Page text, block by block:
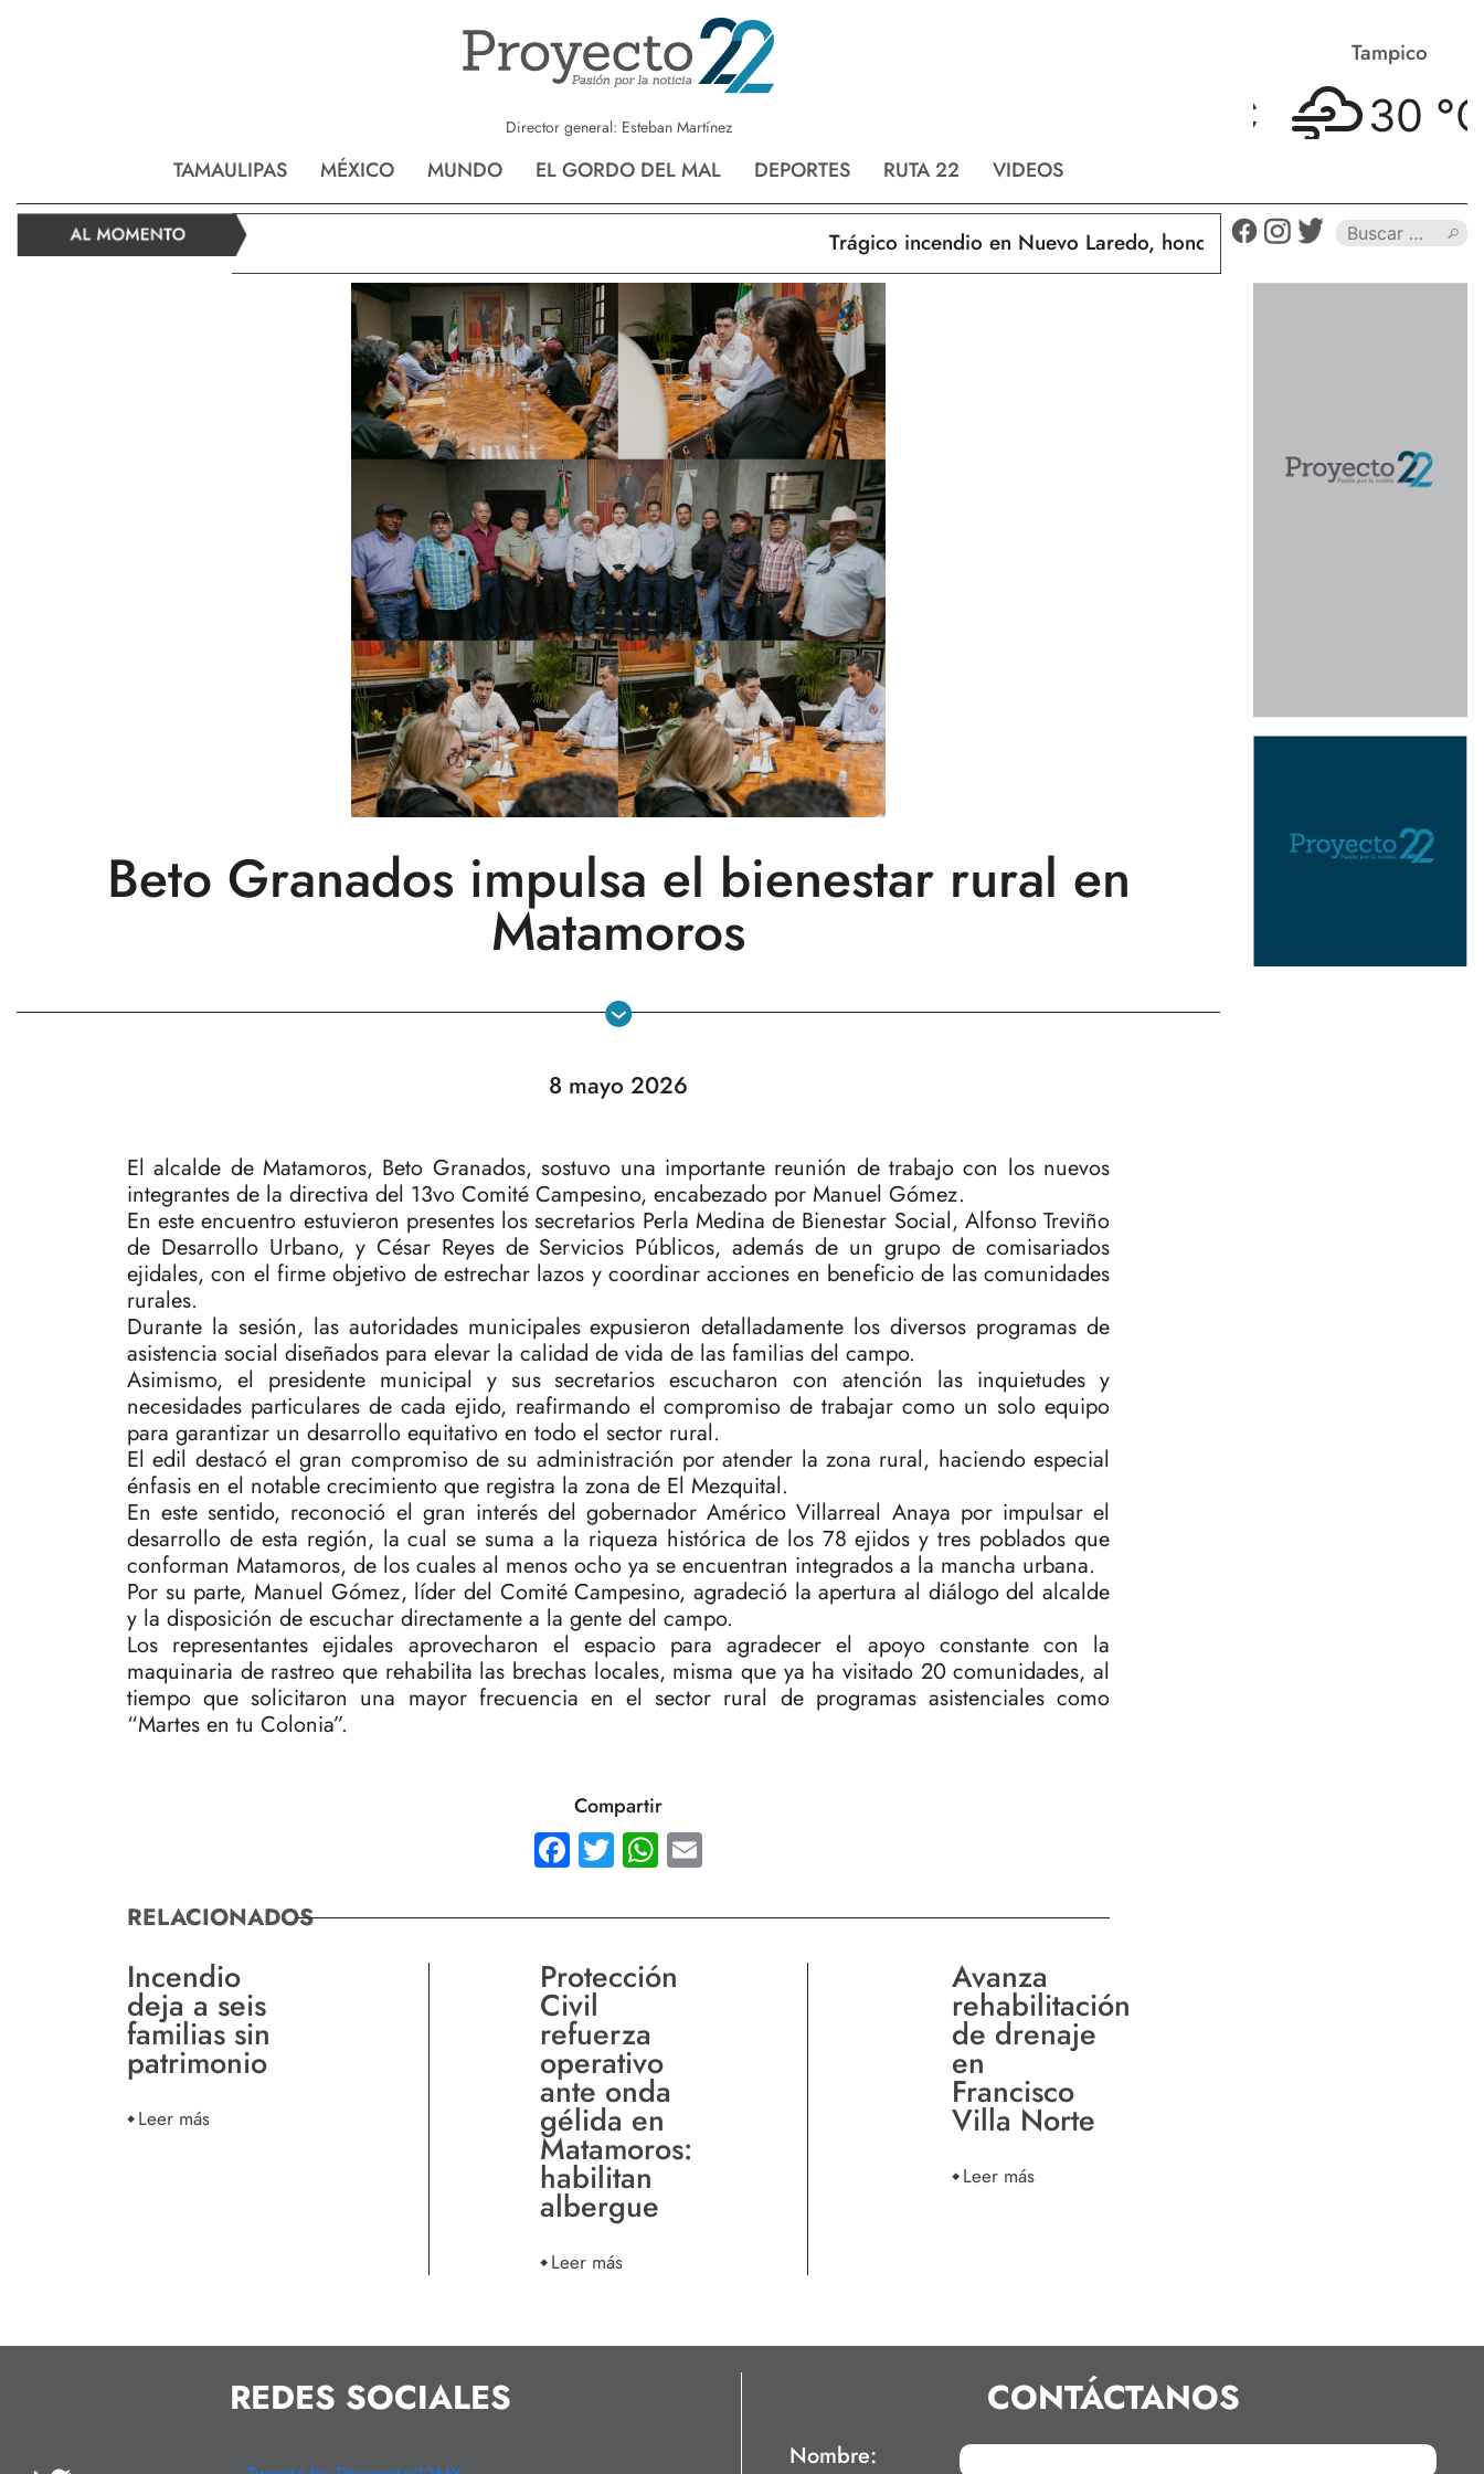
Director general: Esteban Martínez
TAMAULIPAS MÉXICO MUNDO EL GORDO DEL MAL DEPORTES RUTA 22 VIDEOS
Reynosa Nvo. Laredo Tampico
30 ° C
Trágico incendio en Nuevo Laredo, hondureño muere calcinado
Beto Granados impulsa el bienestar rural en
Matamoros
8 mayo 2026
El alcalde de Matamoros, Beto Granados, sostuvo una importante reunión de trabajo con los nuevos
integrantes de la directiva del 13vo Comité Campesino, encabezado por Manuel Gómez.
En este encuentro estuvieron presentes los secretarios Perla Medina de Bienestar Social, Alfonso Treviño
de Desarrollo Urbano, y César Reyes de Servicios Públicos, además de un grupo de comisariados
ejidales, con el firme objetivo de estrechar lazos y coordinar acciones en beneficio de las comunidades
rurales.
Durante la sesión, las autoridades municipales expusieron detalladamente los diversos programas de
asistencia social diseñados para elevar la calidad de vida de las familias del campo.
Asimismo, el presidente municipal y sus secretarios escucharon con atención las inquietudes y
necesidades particulares de cada ejido, reafirmando el compromiso de trabajar como un solo equipo
para garantizar un desarrollo equitativo en todo el sector rural.
El edil destacó el gran compromiso de su administración por atender la zona rural, haciendo especial
énfasis en el notable crecimiento que registra la zona de El Mezquital.
En este sentido, reconoció el gran interés del gobernador Américo Villarreal Anaya por impulsar el
desarrollo de esta región, la cual se suma a la riqueza histórica de los 78 ejidos y tres poblados que
conforman Matamoros, de los cuales al menos ocho ya se encuentran integrados a la mancha urbana.
Por su parte, Manuel Gómez, líder del Comité Campesino, agradeció la apertura al diálogo del alcalde
y la disposición de escuchar directamente a la gente del campo.
Los representantes ejidales aprovecharon el espacio para agradecer el apoyo constante con la
maquinaria de rastreo que rehabilita las brechas locales, misma que ya ha visitado 20 comunidades, al
tiempo que solicitaron una mayor frecuencia en el sector rural de programas asistenciales como
“Martes en tu Colonia”.
Compartir
Facebook
TwitterWhatsApp
RELACIONADOS
Incendio
deja a seis
familias sin
patrimonio
Leer más
Protección
Civil
refuerza
operativo
ante onda
gélida en
Matamoros:
habilitan
albergue
Leer más
Avanza
rehabilitación
de drenaje
en
Francisco
Villa Norte
Leer más
REDES SOCIALES CONTÁCTANOS
Nombre: